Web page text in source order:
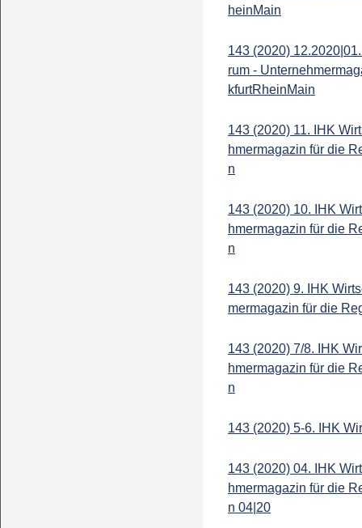
heinMain
143 (2020)
rum -
kfurtRheinMain
143 (2020) 11. IHK
hmermagazin für die
n
143 (2020) 10. IHK
hmermagazin für die
n
143 (2020) 9. IHK
mermagazin für die
143 (2020) 7/8. IHK
hmermagazin für die
n
143 (2020) 5-6. IHK
143 (2020) 04. IHK
hmermagazin für die
n 04|20